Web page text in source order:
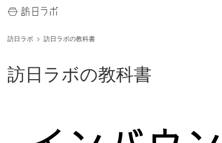
訪日ラボ 訪日ラボの教科書
訪日ラボの教科書